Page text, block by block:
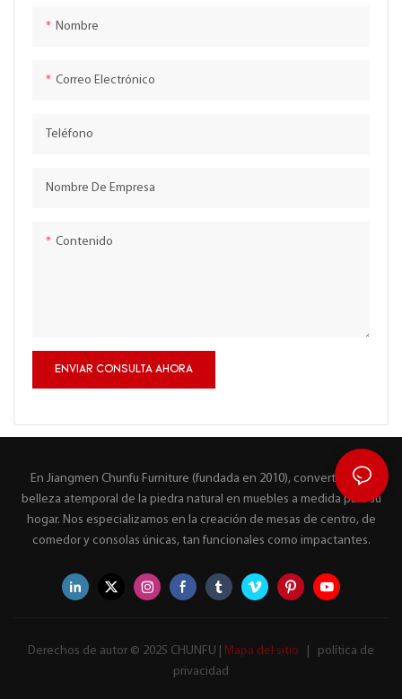
Nombre
Correo Electrónico
Teléfono
Nombre De Empresa
Contenido
ENVIAR CONSULTA AHORA
En Jiangmen Chunfu Furniture (fundada en 2010), convertimos la
belleza atemporal de la piedra natural en muebles a medida para su
hogar. Nos especializamos en la creación de mesas de centro, de
comedor y consolas únicas, tan funcionales como impactantes.
Derechos de autor © 2025 CHUNFU | Mapa del sitio
política de
privacidad